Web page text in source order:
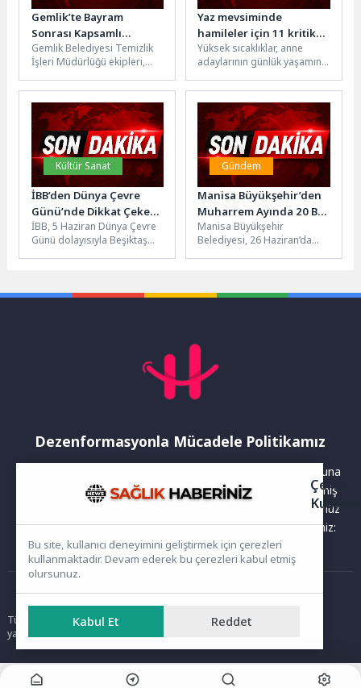
Gemlik’te Bayram
Sonrası Kapsamlı
Temizlik
Gemlik Belediyesi Temizlik
İşleri Müdürlüğü ekipleri,
ardından ilçe genelinde
kapsamlı temizlik çalışmaları
gerçekleştirdi....
Yaz mevsiminde
hamileler için 11 kritik
öneri
Yüksek sıcaklıklar, anne
adaylarının günlük yaşamını
döneminde hormonlardaki
değişimler ve artan kan
dolaşımı...
Kültür Sanat
İBB’den Dünya Çevre
Günü’nde Dikkat Çeken
Etkinlik
İBB, 5 Haziran Dünya Çevre
Günü dolayısıyla Beşiktaş
Gündem
Manisa Büyükşehir’den
Muharrem Ayında 20 Bin
Kişiye Aşure İkramı
Manisa Büyükşehir
Belediyesi, 26 Haziran’da
Meydanı’nda düzenlenen...
Dezenformasyonla Mücadele Politikamız
Yayınlanan haberler doğruluk ilkesi gözetilerek hazırlanır. Buna
rağmen bazı içeriklerde eksik, hatalı veya güncelliğini yitirmiş
bilgiler bulunabilir.Yanlış veya yanıltıcı olduğunu düşündüğünüz
haberleri aşağıdaki iletişim kanallarından bize bildirebilirsiniz:
Ana Sayfa
Tüm hakları saklıdır. Sitede yer alan içerikler izinsiz kopyalanamaz,
yayımlanamaz ve kullanılamaz.
Çerez
Bu site, kullanıcı deneyimini geliştirmek için çerezleri
kullanmaktadır. Devam ederek bu çerezleri kabul etmiş
olursunuz.
Kabul Et Reddet